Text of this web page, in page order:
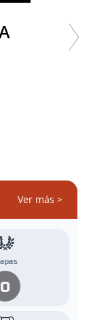
Ver más >
0